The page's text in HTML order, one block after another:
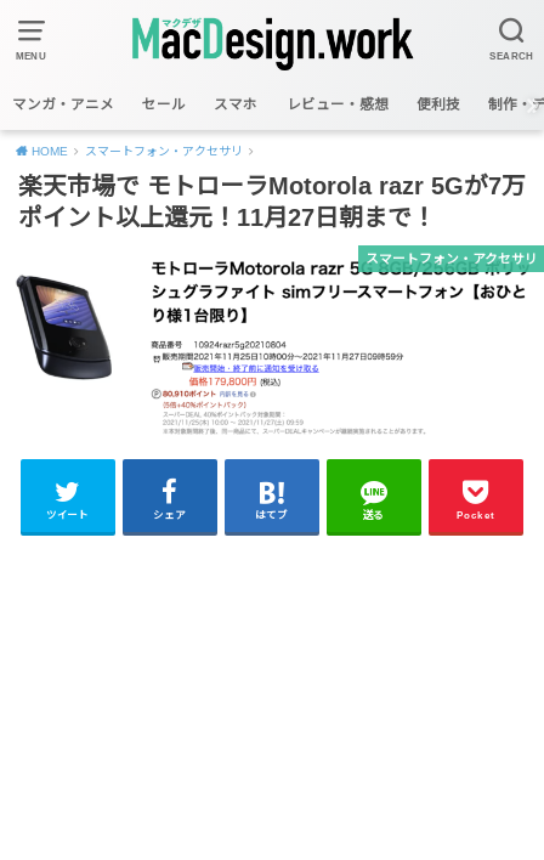
MENU SEARCH
マンガ・アニメ セール スマホ レビュー・感想 便利技 制作・
HOME スマートフォン・アクセサリ
楽天市場で モトローラMotorola razr 5Gが7万
ポイント以上還元！11月27日朝まで！
スマートフォン・アクセサリ
ツイート シェア はてブ 送る Pocket